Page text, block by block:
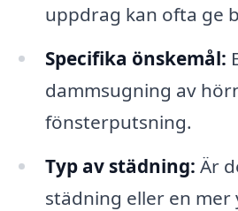
uppdrag kan ofta ge
Specifika önskemål:
dammsugning av
fönsterputsning.
Typ av städning: Är
städning eller en mer